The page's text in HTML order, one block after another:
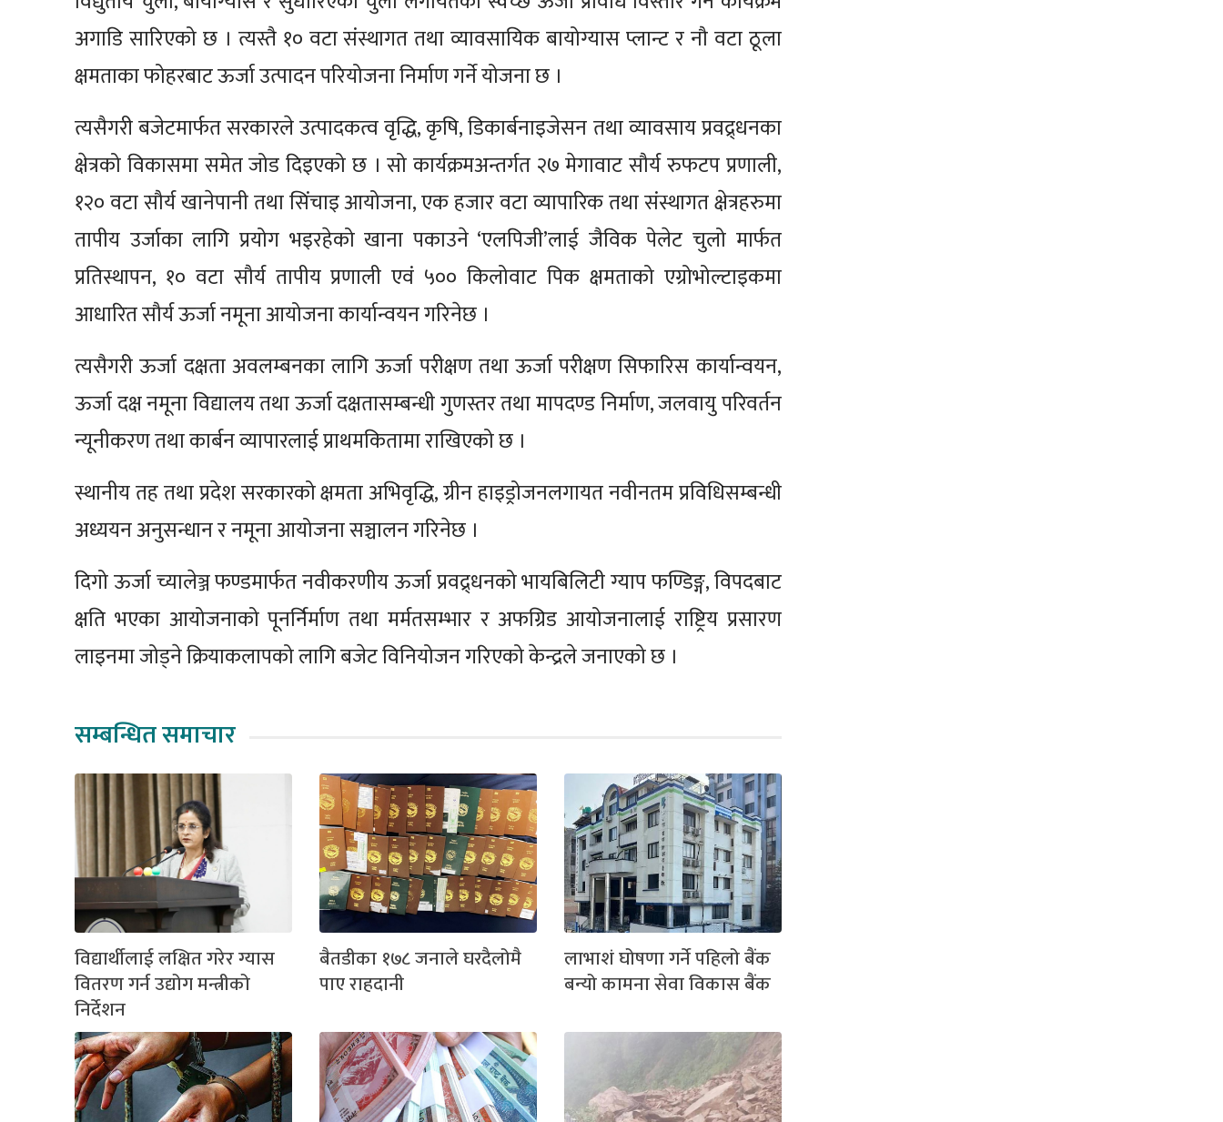
अगाडि सारिएको छ । त्यस्तै १० वटा संस्थागत तथा व्यावसायिक बायोग्यास प्लान्ट र नौ वटा ठूला
क्षमताका फोहरबाट ऊर्जा उत्पादन परियोजना निर्माण गर्ने योजना छ ।
त्यसैगरी बजेटमार्फत सरकारले उत्पादकत्व वृद्धि, कृषि, डिकार्बनाइजेसन तथा व्यावसाय प्रवद्र्धनका
क्षेत्रको विकासमा समेत जोड दिइएको छ । सो कार्यक्रमअन्तर्गत २७ मेगावाट सौर्य रुफटप प्रणाली,
१२० वटा सौर्य खानेपानी तथा सिंचाइ आयोजना, एक हजार वटा व्यापारिक तथा संस्थागत क्षेत्रहरुमा
तापीय उर्जाका लागि प्रयोग भइरहेको खाना पकाउने ‘एलपिजी’लाई जैविक पेलेट चुलो मार्फत
प्रतिस्थापन, १० वटा सौर्य तापीय प्रणाली एवं ५०० किलोवाट पिक क्षमताको एग्रोभोल्टाइकमा
आधारित सौर्य ऊर्जा नमूना आयोजना कार्यान्वयन गरिनेछ ।
त्यसैगरी ऊर्जा दक्षता अवलम्बनका लागि ऊर्जा परीक्षण तथा ऊर्जा परीक्षण सिफारिस कार्यान्वयन,
ऊर्जा दक्ष नमूना विद्यालय तथा ऊर्जा दक्षतासम्बन्धी गुणस्तर तथा मापदण्ड निर्माण, जलवायु परिवर्तन
न्यूनीकरण तथा कार्बन व्यापारलाई प्राथमकितामा राखिएको छ ।
स्थानीय तह तथा प्रदेश सरकारको क्षमता अभिवृद्धि, ग्रीन हाइड्रोजनलगायत नवीनतम प्रविधिसम्बन्धी
अध्ययन अनुसन्धान र नमूना आयोजना सञ्चालन गरिनेछ ।
दिगो ऊर्जा च्यालेञ्ज फण्डमार्फत नवीकरणीय ऊर्जा प्रवद्र्धनको भायबिलिटी ग्याप फण्डिङ्ग, विपदबाट
क्षति भएका आयोजनाको पूनर्निर्माण तथा मर्मतसम्भार र अफग्रिड आयोजनालाई राष्ट्रिय प्रसारण
लाइनमा जोड्ने क्रियाकलापको लागि बजेट विनियोजन गरिएको केन्द्रले जनाएको छ ।
सम्बन्धित समाचार
विद्यार्थीलाई लक्षित गरेर ग्यास
वितरण गर्न उद्योग मन्त्रीको
निर्देशन
बैतडीका १७८ जनाले घरदैलोमै
पाए राहदानी
लाभाशं घोषणा गर्ने पहिलो बैंक
बन्यो कामना सेवा विकास बैंक